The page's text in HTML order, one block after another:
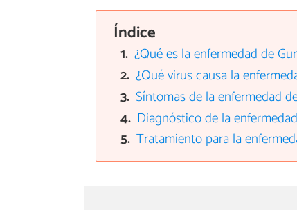
Índice
¿Qué es la enfermedad de
¿Qué virus causa la
Síntomas de la enfermedad
Diagnóstico de la
Tratamiento para la